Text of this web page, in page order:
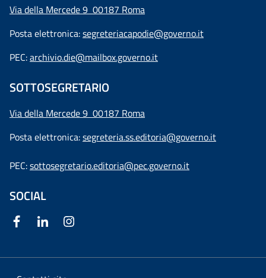
Via della Mercede 9 00187 Roma
Posta elettronica:segreteriacapodie@governo.it
PEC:archivio.die@mailbox.governo.it
SOTTOSEGRETARIO
Via della Mercede 9 00187 Roma
Posta elettronica:segreteria.ss.editoria@governo.it
PEC:sottosegretario.editoria@pec.governo.it
SOCIAL